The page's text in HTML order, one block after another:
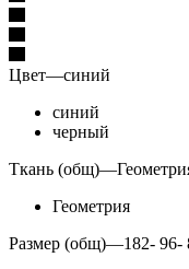
Цвет—синий
синий
черный
Ткань (общ)—
Геометрия
Размер (общ)—182- 96-